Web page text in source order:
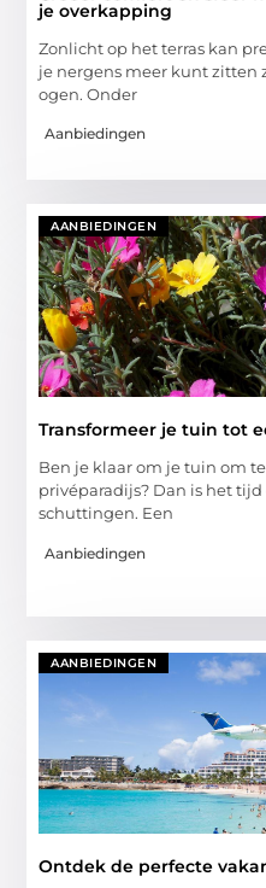
je overkapping
Zonlicht op het terras kan
je nergens meer kunt zitten
ogen. Onder
Aanbiedingen
AANBIEDINGEN
Transformeer je tuin tot
Ben je klaar om je tuin om
privéparadijs? Dan is het
schuttingen. Een
Aanbiedingen
AANBIEDINGEN
Ontdek de perfecte